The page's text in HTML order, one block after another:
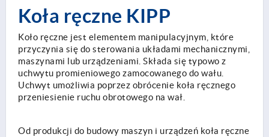
Koła ręczne KIPP
Koło ręczne jest elementem manipulacyjnym, które
przyczynia się do sterowania układami mechanicznymi,
maszynami lub urządzeniami. Składa się typowo z
uchwytu promieniowego zamocowanego do wału.
Uchwyt umożliwia poprzez obrócenie koła ręcznego
przeniesienie ruchu obrotowego na wał.
Od produkcji do budowy maszyn i urządzeń koła ręczne